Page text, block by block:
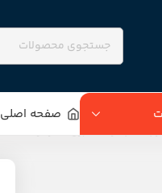
صفحه اصلی
“آراء وحدت رویه حقوقی”